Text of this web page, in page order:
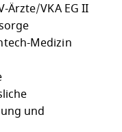
Ärzte/VKA EG II
Medizin
und